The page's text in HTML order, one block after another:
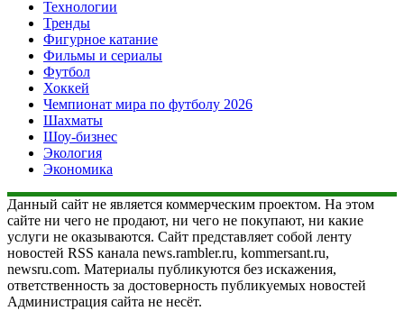
Технологии
Тренды
Фигурное катание
Фильмы и сериалы
Футбол
Хоккей
Чемпионат мира по футболу 2026
Шахматы
Шоу-бизнес
Экология
Экономика
Данный сайт не является коммерческим проектом. На этом
сайте ни чего не продают, ни чего не покупают, ни какие
услуги не оказываются. Сайт представляет собой ленту
новостей RSS канала news.rambler.ru, kommersant.ru,
newsru.com. Материалы публикуются без искажения,
ответственность за достоверность публикуемых новостей
Администрация сайта не несёт.